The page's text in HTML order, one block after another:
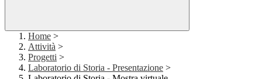
Home >
Attività >
Progetti >
Laboratorio di Storia - Presentazione >